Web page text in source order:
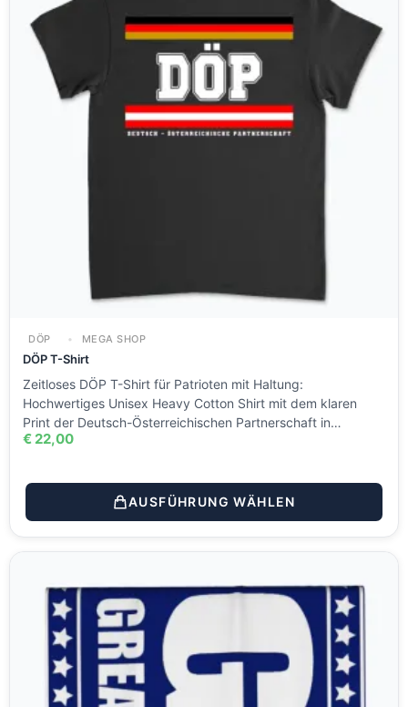
DÖP MEGA SHOP
DÖP T-Shirt
Zeitloses DÖP T-Shirt für Patrioten mit Haltung:
Hochwertiges Unisex Heavy Cotton Shirt mit dem klaren
Print der Deutsch-Österreichischen Partnerschaft in…
€ 22,00
AUSFÜHRUNG WÄHLEN